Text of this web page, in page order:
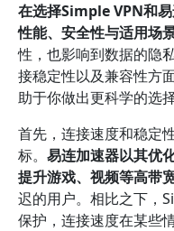
在选择Simple VPN和
性能、安全性与适用场景
性，也影响到数据的隐
接稳定性以及兼容性方
助于你做出更科学的选择
首先，连接速度和稳定
标。 易连加速器以其优
提升游戏、视频等高带
迟的用户。相比之下，
保护，连接速度在某些